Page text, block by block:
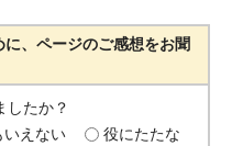
、ページのご感想をお聞
したか？
いえない
役にたたな